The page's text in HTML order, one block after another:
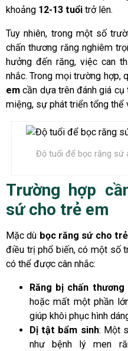
khoảng 12-13 tuổi trở lên.
Tuy nhiên, trong một số
chấn thương răng nghiêm
hưởng đến răng, việc can
nhắc. Trong mọi trường hợp,
em cần dựa trên đánh giá
miệng, sự phát triển tổng thể
Độ tuổi để bọc răng sứ
Trường hợp
sứ cho trẻ em
Mặc dù bọc răng sứ cho
điều trị phổ biến, có một số
có thể được cân nhắc:
Răng bị chấn thương
hoặc mất một phần
giúp khôi phục hình
Dị tật bẩm sinh: Một
như bệnh lý men